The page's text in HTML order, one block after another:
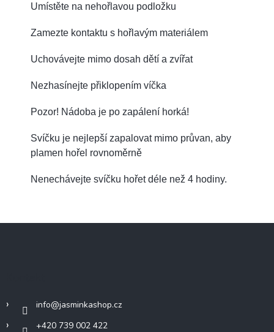
Umístěte na nehořlavou podložku
Zamezte kontaktu s hořlavým materiálem
Uchovávejte mimo dosah dětí a zvířat
Nezhasínejte přiklopením víčka
Pozor! Nádoba je po zapálení horká!
Svíčku je nejlepší zapalovat mimo průvan, aby
plamen hořel rovnoměrně
Nenechávejte svíčku hořet déle než 4 hodiny.
info@jasminkashop.cz
+420 739 002 422